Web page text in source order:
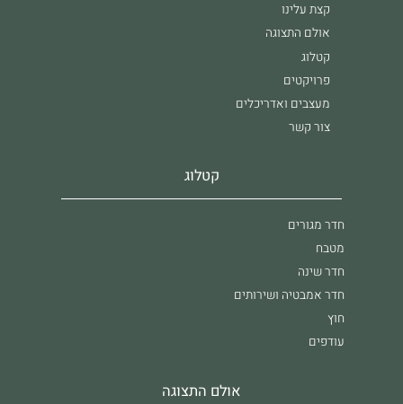
קצת עלינו
אולם התצוגה
קטלוג
פרויקטים
מעצבים ואדריכלים
צור קשר
קטלוג
חדר מגורים
מטבח
חדר שינה
חדר אמבטיה ושירותים
חוץ
עודפים
אולם התצוגה